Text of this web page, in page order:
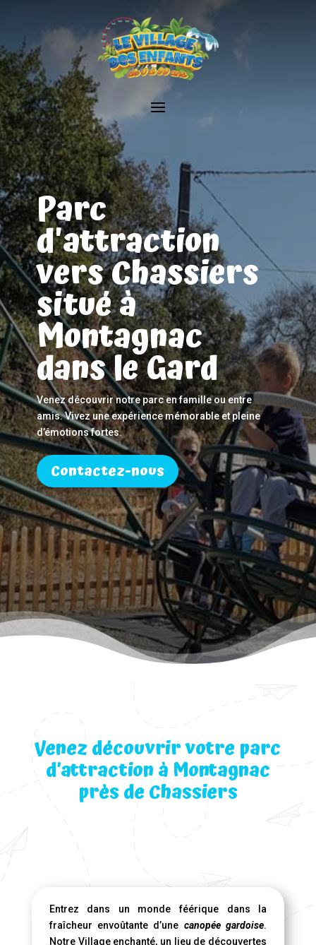
Parc
d'attraction
vers Chassiers
situé à
Montagnac
dans le Gard
Venez découvrir notre parc en famille ou entre
amis. Vivez une expérience mémorable et pleine
d’émotions fortes.
Contactez-nous
Venez découvrir votre parc
d’attraction à Montagnac
près de Chassiers
Entrez dans un monde féérique dans la
fraîcheur envoûtante d’une canopée gardoise.
Notre Village enchanté, un lieu de découvertes